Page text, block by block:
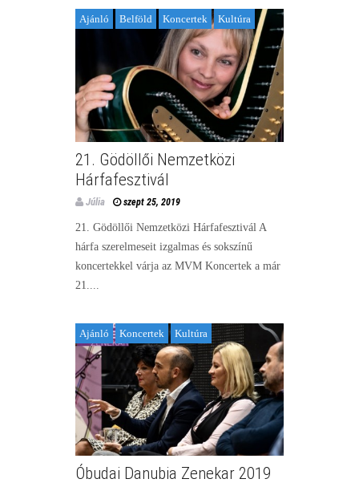
Ajánló Belföld Koncertek Kultúra
21. Gödöllői Nemzetközi
Hárfafesztivál
Júlia szept 25, 2019
21. Gödöllői Nemzetközi Hárfafesztivál A
hárfa szerelmeseit izgalmas és sokszínű
koncertekkel várja az MVM Koncertek a már
21....
Ajánló Koncertek Kultúra
Óbudai Danubia Zenekar 2019